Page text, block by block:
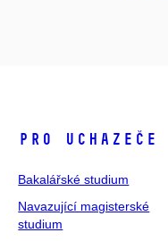
Pro uchazeče
Bakalářské studium
Navazující magisterské
studium